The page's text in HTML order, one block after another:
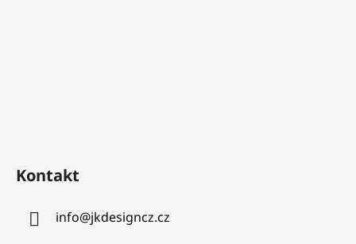
Kontakt
info@jkdesigncz.cz